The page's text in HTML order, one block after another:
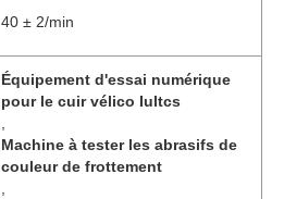
40 ± 2/min
Équipement d'essai numérique
pour le cuir vélico Iultcs
Machine à tester les abrasifs de
couleur de frottement